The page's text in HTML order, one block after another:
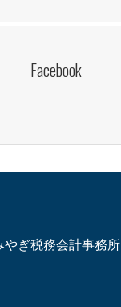
Facebook
やぎ税務会計事務所